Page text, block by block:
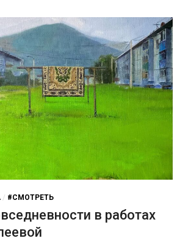
/ #СМОТРЕТЬ
в работах